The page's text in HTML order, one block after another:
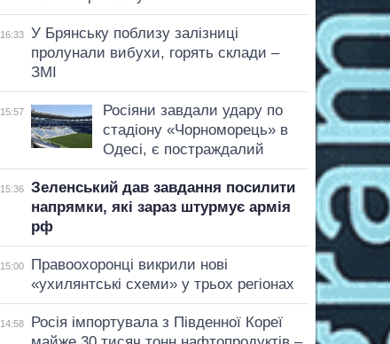
16:33
У Брянську поблизу залізниці
пролунали вибухи, горять склади –
ЗМІ
15:57
Росіяни завдали удару по
стадіону «Чорноморець» в
Одесі, є постраждалий
15:36
Зеленський дав завдання посилити
напрямки, які зараз штурмує армія
рф
15:00
Правоохоронці викрили нові
«ухилянтські схеми» у трьох регіонах
14:58
Росія імпортувала з Південної Кореї